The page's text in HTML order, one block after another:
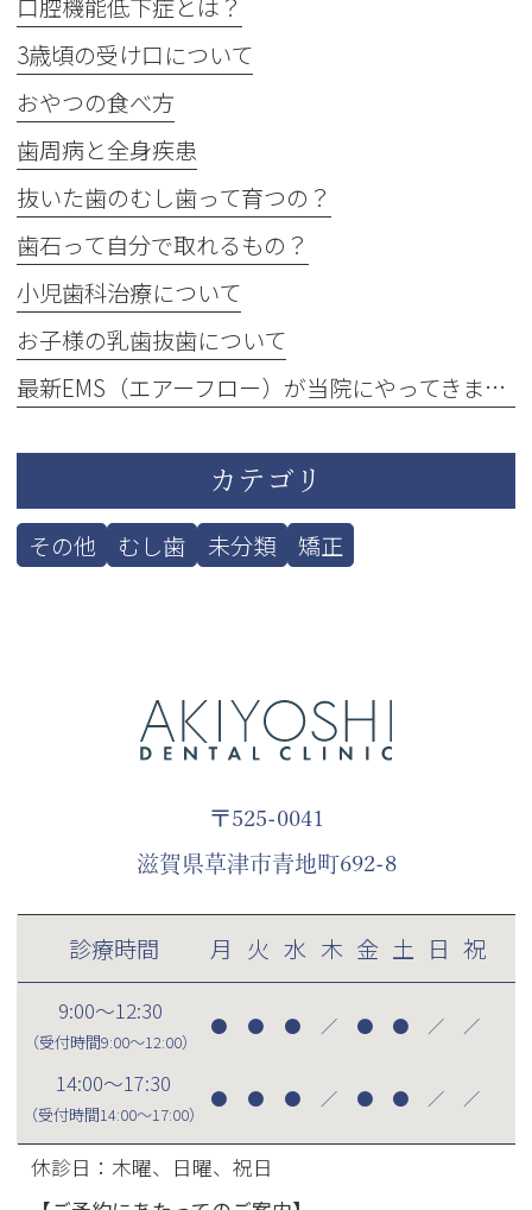
口腔機能低下症とは？
3歳頃の受け口について
おやつの食べ方
歯周病と全身疾患
抜いた歯のむし歯って育つの？
歯石って自分で取れるもの？
小児歯科治療について
お子様の乳歯抜歯について
最新EMS（エアーフロー）が当院にやってきました！
カテゴリ
その他 むし歯 未分類 矯正
〒525-0041
滋賀県草津市青地町692-8
診療時間 月 火 水 木 金 土 日 祝
9:00～12:30
（受付時間9:00～12:00）
● ● ● ／ ● ● ／ ／
14:00～17:30
（受付時間14:00～17:00）
● ● ● ／ ● ● ／ ／
休診日：木曜、日曜、祝日